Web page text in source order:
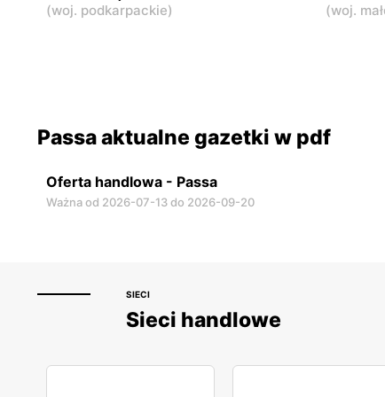
(woj. podkarpackie)
(woj.
Passa aktualne gazetki w pdf
Oferta handlowa - Passa
Ważna od 2026-07-13 do 2026-09-20
SIECI
Sieci handlowe